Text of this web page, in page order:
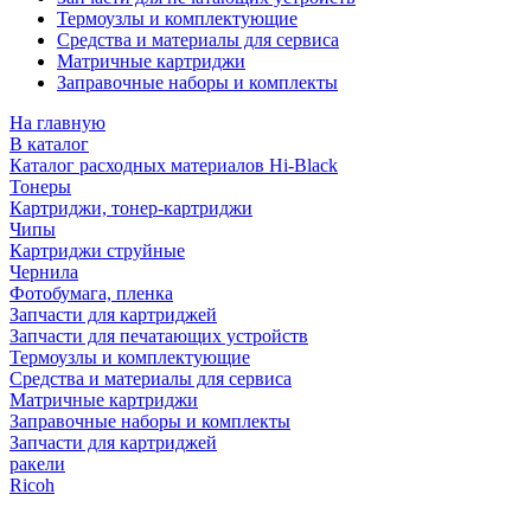
Термоузлы и комплектующие
Средства и материалы для сервиса
Матричные картриджи
Заправочные наборы и комплекты
На главную
В каталог
Каталог расходных материалов Hi-Black
Тонеры
Картриджи, тонер-картриджи
Чипы
Картриджи струйные
Чернила
Фотобумага, пленка
Запчасти для картриджей
Запчасти для печатающих устройств
Термоузлы и комплектующие
Средства и материалы для сервиса
Матричные картриджи
Заправочные наборы и комплекты
Запчасти для картриджей
ракели
Ricoh